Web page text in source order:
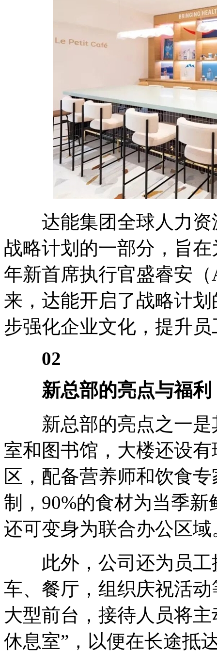
达能集团全球人力资
战略计划的一部分，旨
年新首席执行官盛睿安（
来，达能开启了战略计
步强化企业文化，提升
02
新总部的亮点与福利
新总部的亮点之一是
室和图书馆，大楼还设
区，配备营养师和饮食
制，90%的食材为当季
还可变身为联合办公区域
此外，公司还为员工
车、餐厅，组织庆祝活
大型前台，接待人员将
休息室”，以便在长途抵